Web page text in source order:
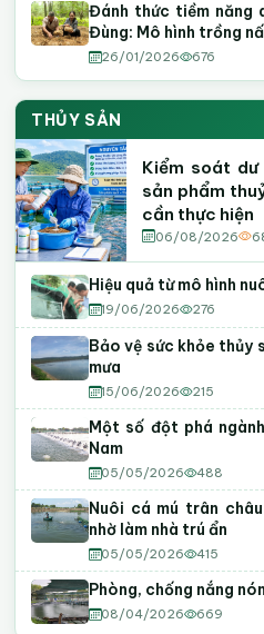
Đánh thức tiềm năng
Đùng: Mô hình trồng
quả kinh tế cao
26/01/2026 676
THỦY SẢN
Kiểm soát
sản phẩm
cần thực hiện
06/08/2026
Hiệu quả từ mô hình
19/06/2026 276
Bảo vệ sức khỏe thủy
mưa
15/06/2026 215
Một số đột phá
Nam
05/05/2026 488
Nuôi cá mú trân
nhờ làm nhà trú ẩn
05/05/2026 415
Phòng, chống nắng
08/04/2026 669